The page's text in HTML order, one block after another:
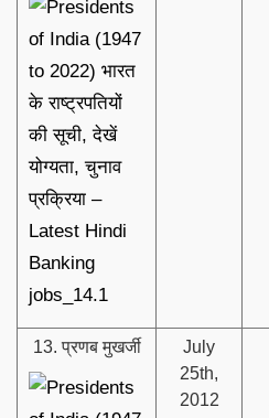
13. प्रणब मुखर्जी
July
25th,
2012